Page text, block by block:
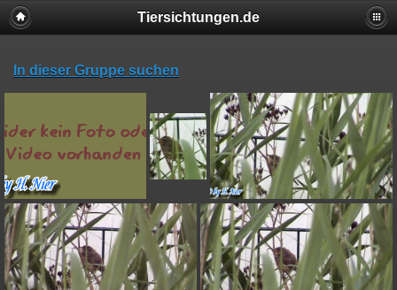
Tiersichtungen.de
In dieser Gruppe suchen